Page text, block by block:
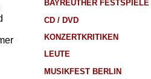
BAYREUTHER FESTSPIELE
CD / DVD
KONZERTKRITIKEN
LEUTE
MUSIKFEST BERLIN